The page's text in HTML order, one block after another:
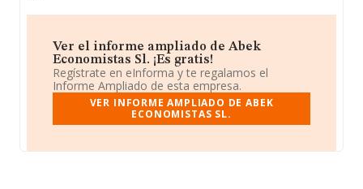
Ver el informe ampliado de Abek
Economistas Sl. ¡Es gratis!
Regístrate en eInforma y te regalamos el
Informe Ampliado de esta empresa.
VER INFORME AMPLIADO DE ABEK
ECONOMISTAS SL.